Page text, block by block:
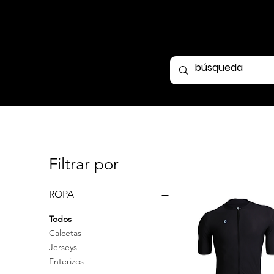
Filtrar por
ROPA
Todos
Calcetas
Jerseys
Enterizos